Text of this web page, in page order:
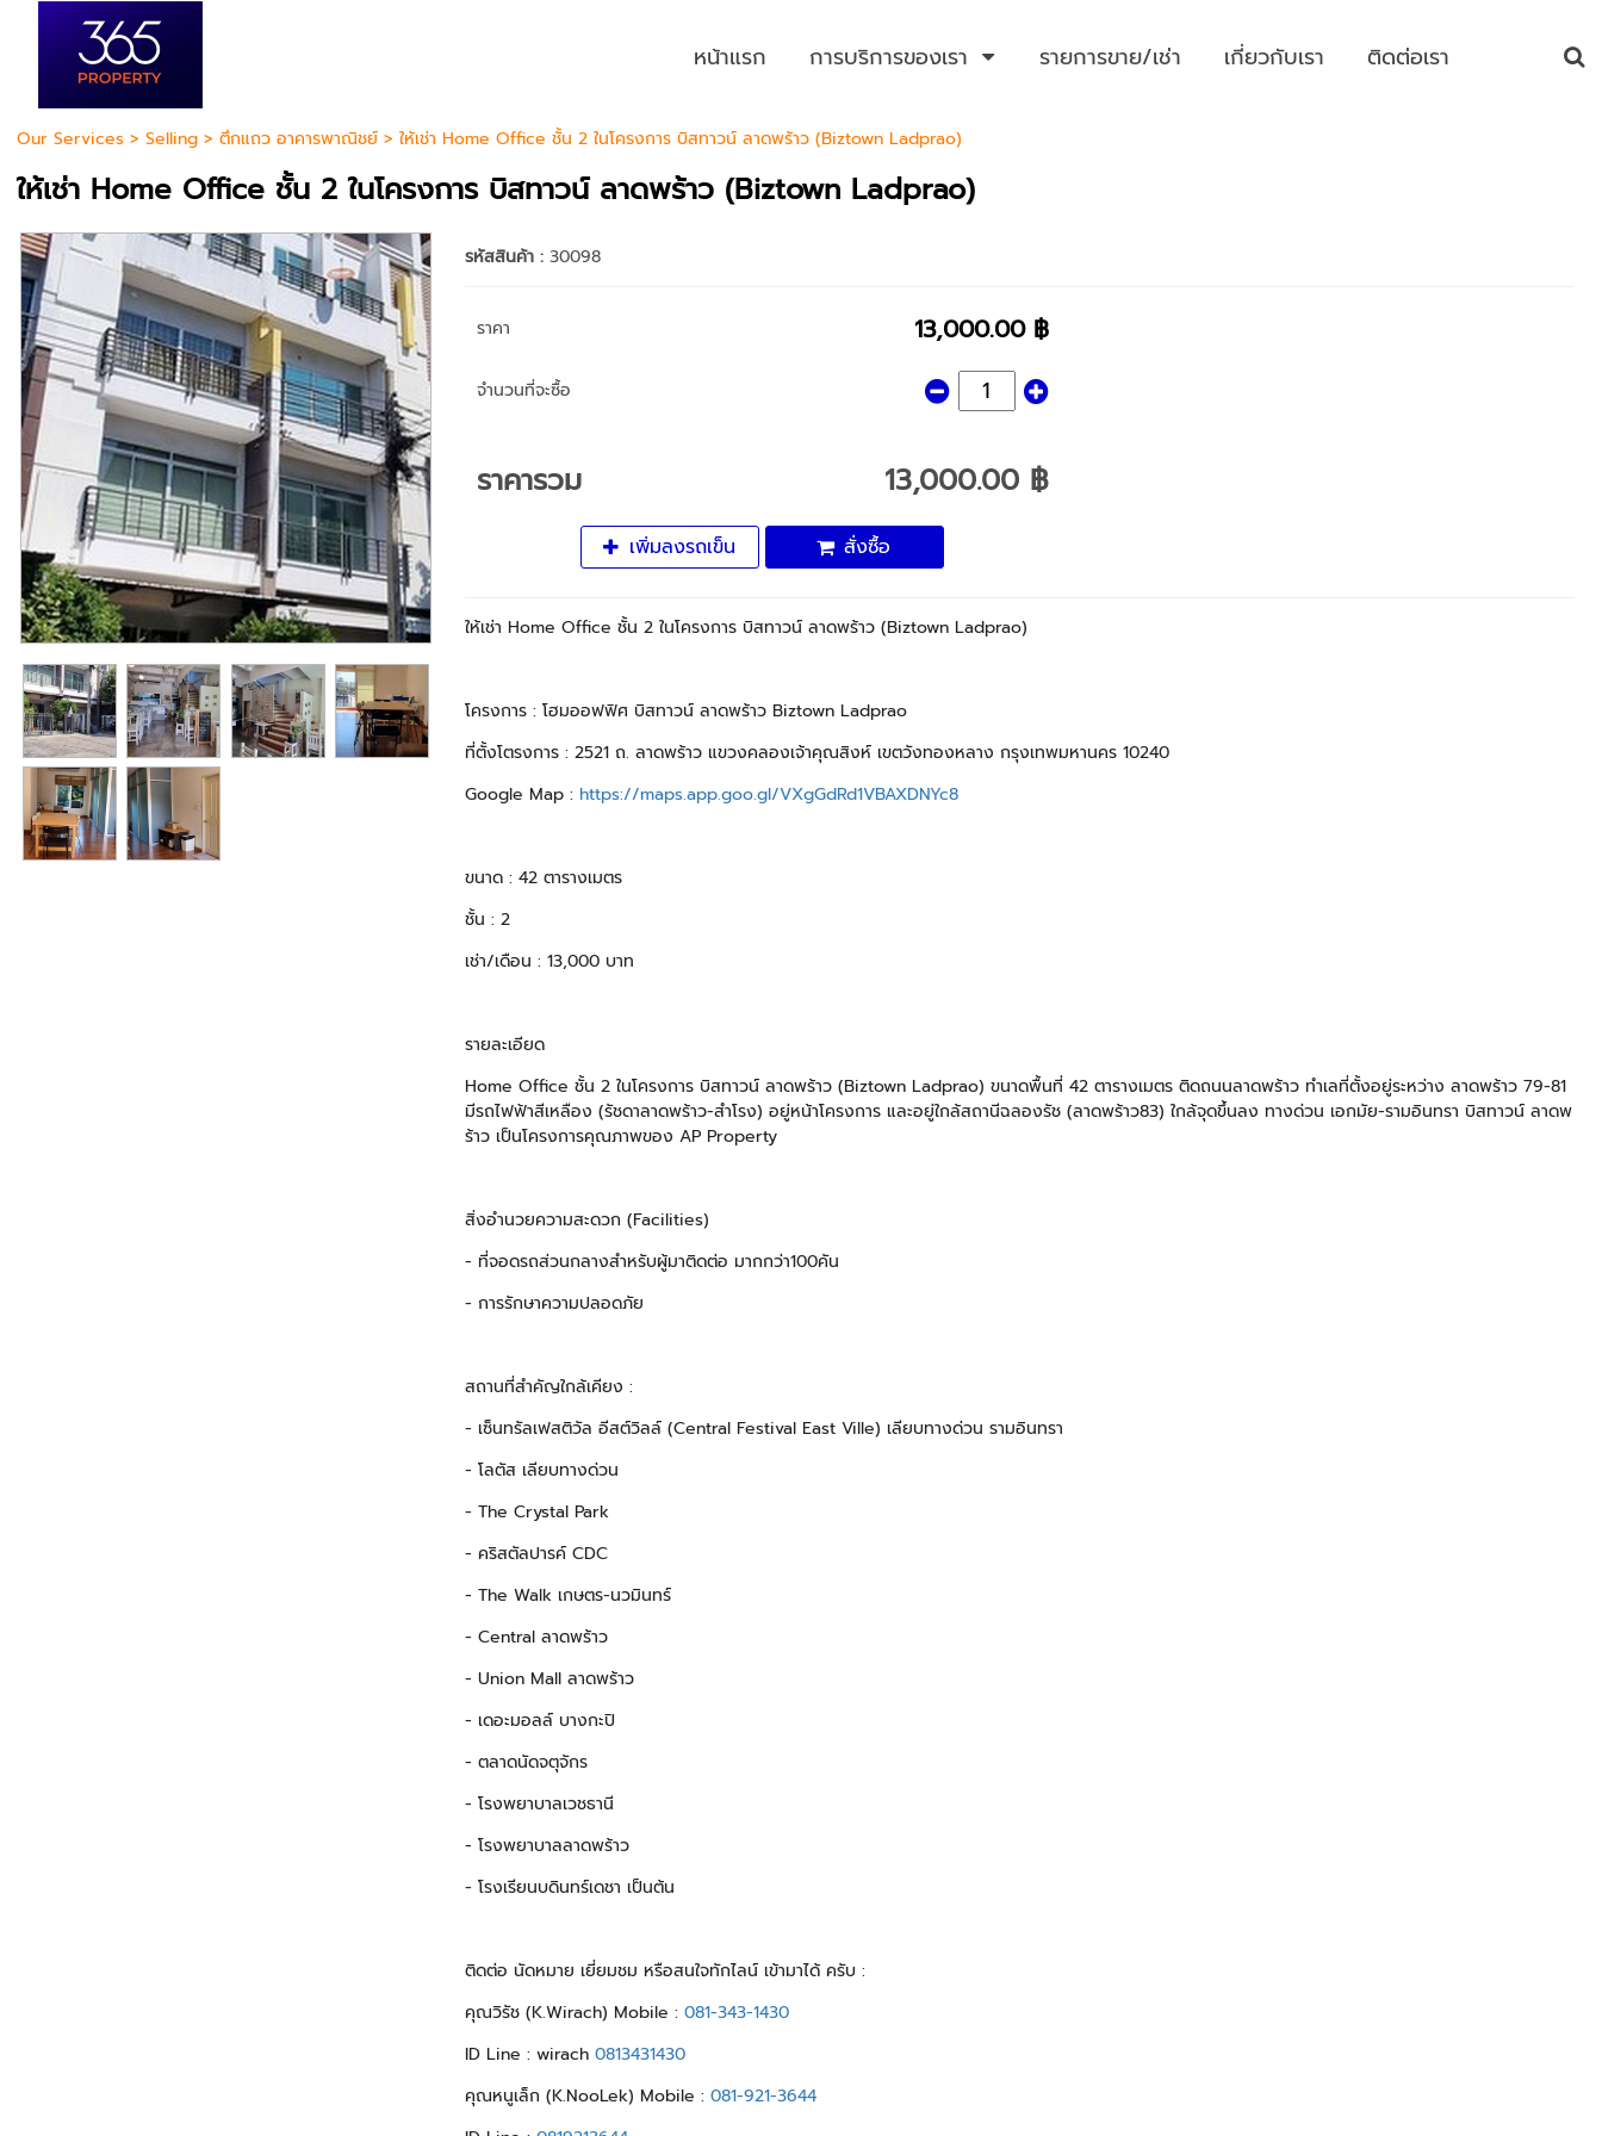
หน้าแรก การบริการของเรา รายการขาย/เช่า เกี่ยวกับเรา ติดต่อเรา
Our Services> Selling> ตึกแถว อาคารพาณิชย์> ให้เช่า Home Office ชั้น 2 ในโครงการ บิสทาวน์ ลาดพร้าว (Biztown Ladprao)
ให้เช่า Home Office ชั้น 2 ในโครงการ บิสทาวน์ ลาดพร้าว (Biztown Ladprao)
รหัสสินค้า : 30098
ราคา 13,000.00 ฿
จำนวนที่จะซื้อ
ราคารวม 13,000.00 ฿
เพิ่มลงรถเข็น สั่งซื้อ
ให้เช่า Home Office ชั้น 2 ในโครงการ บิสทาวน์ ลาดพร้าว (Biztown Ladprao)
โครงการ : โฮมออฟฟิศ บิสทาวน์ ลาดพร้าว Biztown Ladprao
ที่ตั้งโตรงการ : 2521 ถ. ลาดพร้าว แขวงคลองเจ้าคุณสิงห์ เขตวังทองหลาง กรุงเทพมหานคร 10240
Google Map : https://maps.app.goo.gl/VXgGdRd1VBAXDNYc8
ขนาด : 42 ตารางเมตร
ชั้น : 2
เช่า/เดือน : 13,000 บาท
รายละเอียด
Home Office ชั้น 2 ในโครงการ บิสทาวน์ ลาดพร้าว (Biztown Ladprao) ขนาดพื้นที่ 42 ตารางเมตร ติดถนนลาดพร้าว ทำเลที่ตั้งอยู่ระหว่าง ลาดพร้าว 79-81
มีรถไฟฟ้าสีเหลือง (รัชดาลาดพร้าว-สำโรง) อยู่หน้าโครงการ และอยู่ใกล้สถานีฉลองรัช (ลาดพร้าว83) ใกล้จุดขึ้นลง ทางด่วน เอกมัย-รามอินทรา บิสทาวน์ ลาดพ
ร้าว เป็นโครงการคุณภาพของ AP Property
สิ่งอำนวยความสะดวก (Facilities)
- ที่จอดรถส่วนกลางสำหรับผู้มาติดต่อ มากกว่า100คัน
- การรักษาความปลอดภัย
สถานที่สำคัญใกล้เคียง :
- เซ็นทรัลเฟสติวัล อีสต์วิลล์ (Central Festival East Ville) เลียบทางด่วน รามอินทรา
- โลตัส เลียบทางด่วน
- The Crystal Park
- คริสตัลปารค์ CDC
- The Walk เกษตร-นวมินทร์
- Central ลาดพร้าว
- Union Mall ลาดพร้าว
- เดอะมอลล์ บางกะปิ
- ตลาดนัดจตุจักร
- โรงพยาบาลเวชธานี
- โรงพยาบาลลาดพร้าว
- โรงเรียนบดินทร์เดชา เป็นต้น
ติดต่อ นัดหมาย เยี่ยมชม หรือสนใจทักไลน์ เข้ามาได้ ครับ :
คุณวิรัช (K.Wirach) Mobile : 081-343-1430
ID Line : wirach 0813431430
คุณหนูเล็ก (K.NooLek) Mobile : 081-921-3644